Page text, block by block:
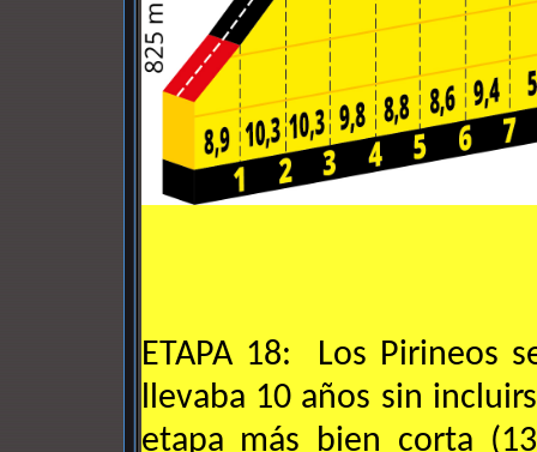
ETAPA 18: Los Pirineos
llevaba 10 años sin
etapa más bien corta